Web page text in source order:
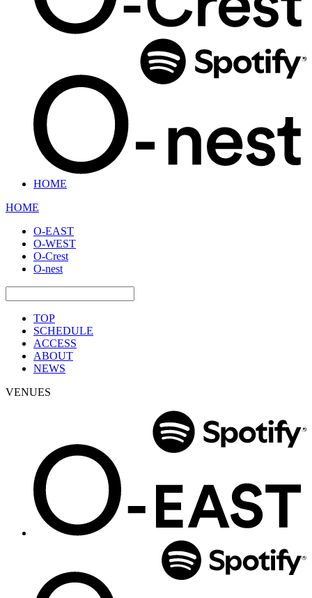
HOME
HOME
O-EAST
O-WEST
O-Crest
O-nest
TOP
SCHEDULE
ACCESS
ABOUT
NEWS
VENUES